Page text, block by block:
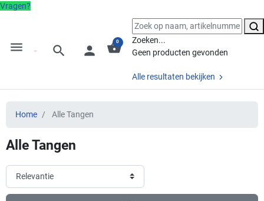
Vragen?
menu search person shopping_basket
0
Zoeken...
Geen producten gevonden
Alle resultaten bekijken
Home Alle Tangen
Alle Tangen